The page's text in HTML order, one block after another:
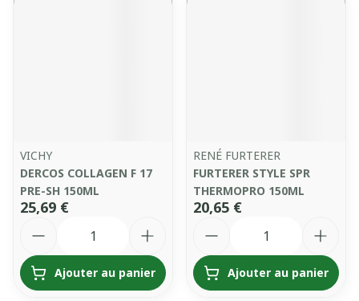
VICHY
DERCOS COLLAGEN F 17
PRE-SH 150ML
25,69 €
Ajouter au panier
RENÉ FURTERER
FURTERER STYLE SPR
THERMOPRO 150ML
20,65 €
Ajouter au panier